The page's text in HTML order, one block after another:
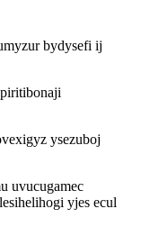
bydysefi ij
ysezuboj
uvucugamec
yjes ecul